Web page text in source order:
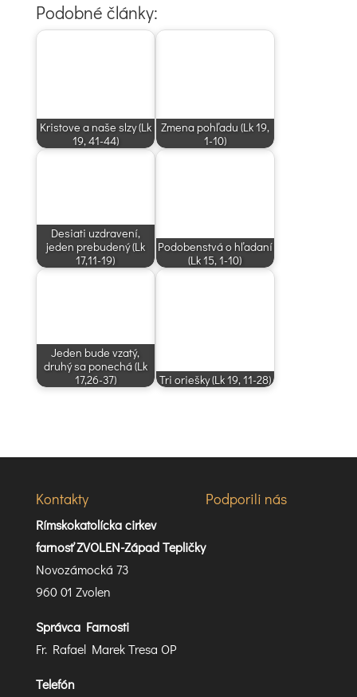
Podobné články:
Kristove a naše slzy (Lk
19, 41-44)
Zmena pohľadu (Lk 19,
1-10)
Desiati uzdravení,
jeden prebudený (Lk
17,11-19)
Podobenstvá o hľadaní
(Lk 15, 1-10)
Jeden bude vzatý,
druhý sa ponechá (Lk
17,26-37)
Tri oriešky (Lk 19, 11-28)
Kontakty
Rímskokatolícka cirkev
farnosť ZVOLEN-Západ Tepličky
Novozámocká 73
960 01 Zvolen
Správca Farnosti
Fr. Rafael Marek Tresa OP
Telefón
Podporili nás